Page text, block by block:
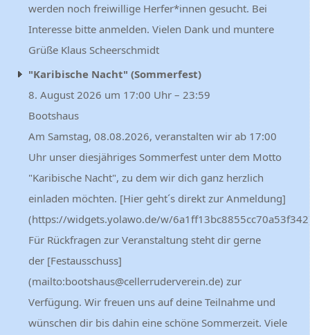
werden noch freiwillige Herfer*innen gesucht. Bei
Interesse bitte anmelden. Vielen Dank und muntere
Grüße Klaus Scheerschmidt
"Karibische Nacht" (Sommerfest)
8. August 2026 um 17:00 Uhr – 23:59
Bootshaus
Am Samstag, 08.08.2026, veranstalten wir ab 17:00
Uhr unser diesjähriges Sommerfest unter dem Motto
"Karibische Nacht", zu dem wir dich ganz herzlich
einladen möchten. [Hier geht´s direkt zur Anmeldung]
(https://widgets.yolawo.de/w/
Für Rückfragen zur Veranstaltung steht dir gerne
der [Festausschuss]
(mailto:bootshaus@cellerruderverein.de) zur
Verfügung. Wir freuen uns auf deine Teilnahme und
wünschen dir bis dahin eine schöne Sommerzeit. Viele